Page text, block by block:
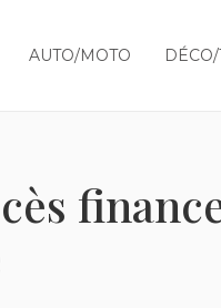
AUTO/MOTO